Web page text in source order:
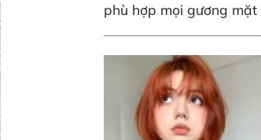
phù hợp mọi gương mặt